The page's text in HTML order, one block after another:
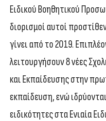
Ειδικού Βοηθητικού
διορισμοί αυτοί
γίνει από το 2019.
λειτουργήσουν 8 νέες
και Εκπαίδευσης στην
εκπαίδευση, ενώ
ειδικότητες στα Ενιαία